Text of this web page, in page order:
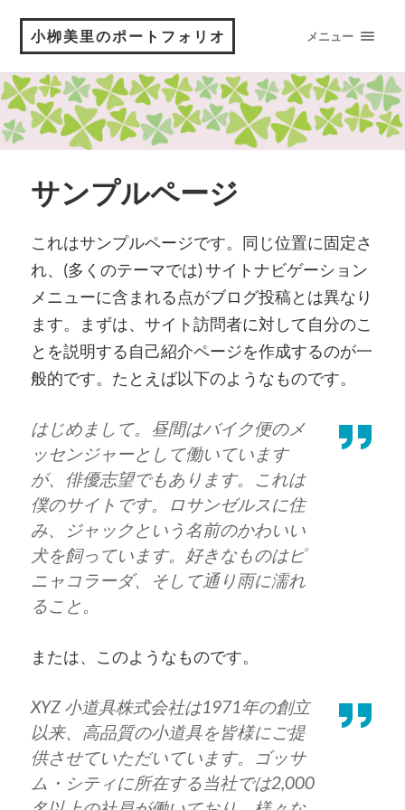
小栁美里のポートフォリオ メニュー
サンプルページ
これはサンプルページです。同じ位置に固定さ
れ、(多くのテーマでは) サイトナビゲーション
メニューに含まれる点がブログ投稿とは異なり
ます。まずは、サイト訪問者に対して自分のこ
とを説明する自己紹介ページを作成するのが一
般的です。たとえば以下のようなものです。
はじめまして。昼間はバイク便のメ
ッセンジャーとして働いています
が、俳優志望でもあります。これは
僕のサイトです。ロサンゼルスに住
み、ジャックという名前のかわいい
犬を飼っています。好きなものはピ
ニャコラーダ、そして通り雨に濡れ
ること。
または、このようなものです。
XYZ 小道具株式会社は1971年の創立
以来、高品質の小道具を皆様にご提
供させていただいています。ゴッサ
ム・シティに所在する当社では2,000